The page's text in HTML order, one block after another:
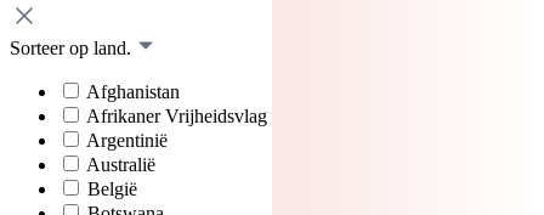
Sorteer op land.
Afghanistan
Afrikaner Vrijheidsvlag
Argentinië
Australië
België